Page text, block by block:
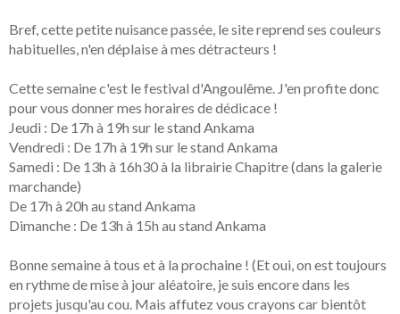
Bref, cette petite nuisance passée, le site reprend ses couleurs
habituelles, n'en déplaise à mes détracteurs !
Cette semaine c'est le festival d'Angoulême. J'en profite donc
pour vous donner mes horaires de dédicace !
Jeudi : De 17h à 19h sur le stand Ankama
Vendredi : De 17h à 19h sur le stand Ankama
Samedi : De 13h à 16h30 à la librairie Chapitre (dans la galerie
marchande)
De 17h à 20h au stand Ankama
Dimanche : De 13h à 15h au stand Ankama
Bonne semaine à tous et à la prochaine ! (Et oui, on est toujours
en rythme de mise à jour aléatoire, je suis encore dans les
projets jusqu'au cou. Mais affutez vous crayons car bientôt